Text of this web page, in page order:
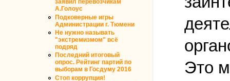
заявил перевозчикам
А.Голоус
Подковерные игры
Администрации г. Тюмени
Не нужно называть
"экстремизмом" всё
подряд
Последний итоговый
опрос. Рейтинг партий по
выборам в Госдуму 2016
Стоп коррупция!
Это